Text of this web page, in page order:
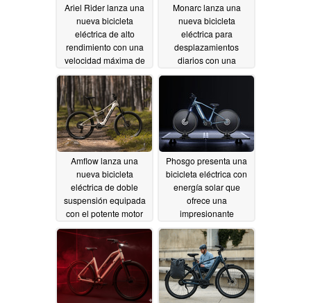
Ariel Rider lanza una
nueva bicicleta
eléctrica de alto
rendimiento con una
velocidad máxima de
65 mph07/09/2026
Monarc lanza una
nueva bicicleta
eléctrica para
desplazamientos
diarios con una
impresionante
millas
Amflow lanza una
nueva bicicleta
eléctrica de doble
suspensión equipada
con el potente motor
DJI Avinox06/25/2026
Phosgo presenta una
bicicleta eléctrica con
energía solar que
ofrece una
impresionante
autonomía de 120
millas 06/22/2026